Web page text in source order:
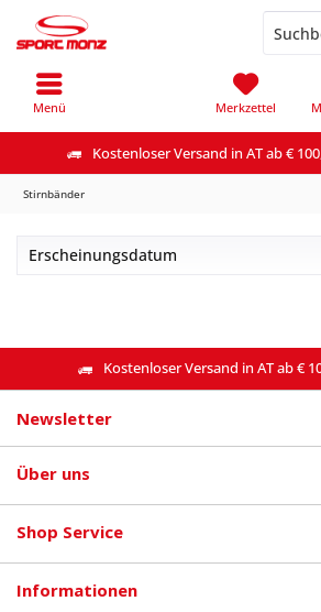
Kostenloser Versand in AT ab €
Menü Merkzettel
Stirnbänder
Kostenloser Versand in AT ab €
Newsletter
Über uns
Shop Service
Informationen